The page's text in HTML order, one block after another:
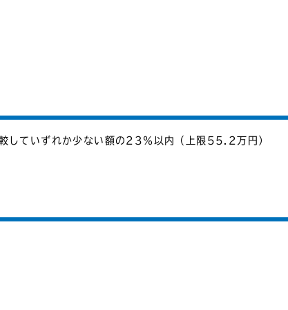
していずれか少ない額の23％以内（上限55.2万円）